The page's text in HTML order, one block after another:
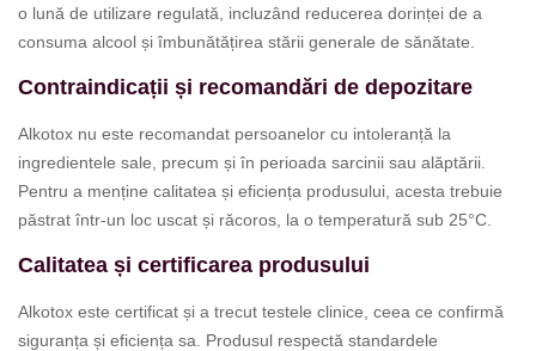
o lună de utilizare regulată, incluzând reducerea dorinței de a
consuma alcool și îmbunătățirea stării generale de sănătate.
Contraindicații și recomandări de depozitare
Alkotox nu este recomandat persoanelor cu intoleranță la
ingredientele sale, precum și în perioada sarcinii sau alăptării.
Pentru a menține calitatea și eficiența produsului, acesta trebuie
păstrat într-un loc uscat și răcoros, la o temperatură sub 25°C.
Calitatea și certificarea produsului
Alkotox este certificat și a trecut testele clinice, ceea ce confirmă
siguranța și eficiența sa. Produsul respectă standardele